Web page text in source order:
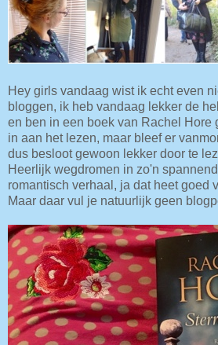
Hey girls vandaag wist ik echt even
bloggen, ik heb vandaag lekker de
en ben in een boek van Rachel Hore
in aan het lezen, maar bleef er
dus besloot gewoon lekker door te
Heerlijk wegdromen in zo'n
romantisch verhaal, ja dat heet goed
Maar daar vul je natuurlijk geen